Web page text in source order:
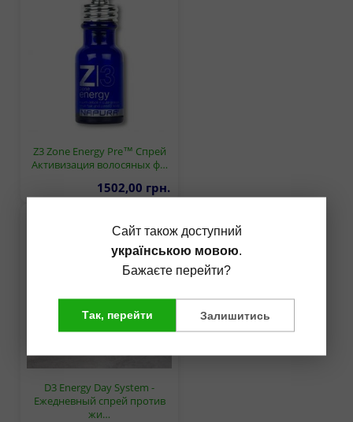
Z3 Zone Energy Pre™ Спрей
Активизация волосяных ф…
1502,00 грн.
D3 Energy Day System -
Ежедневный спрей против
жи…
Сайт також доступний
українською мовою
Бажаєте перейти?
Так, перейти Залишитись